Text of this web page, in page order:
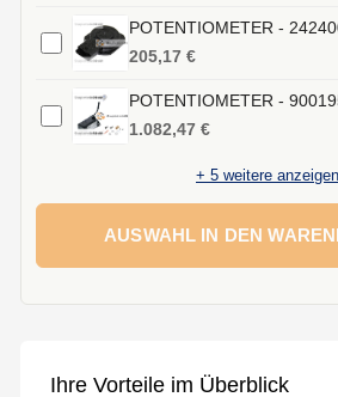
POTENTIOMETER -
205,17 €
POTENTIOMETER -
1.082,47 €
+ 5 weitere anzeigen
AUSWAHL IN DEN
Ihre Vorteile im Überblick